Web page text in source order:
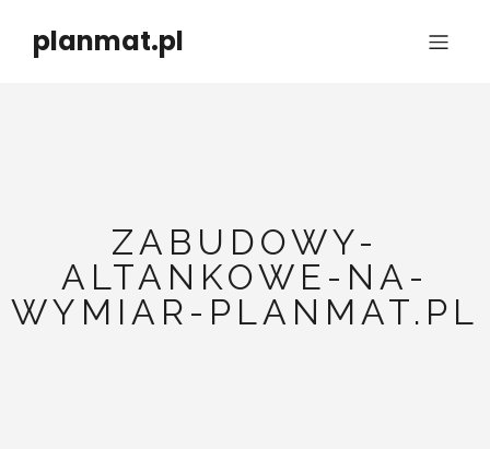
planmat.pl
ZABUDOWY-
ALTANKOWE-NA-
WYMIAR-PLANMAT.PL